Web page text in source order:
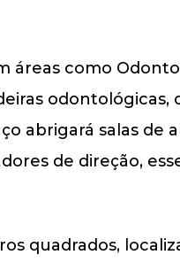
áreas como
odontológicas,
abrigará salas de
de direção,
quadrados,